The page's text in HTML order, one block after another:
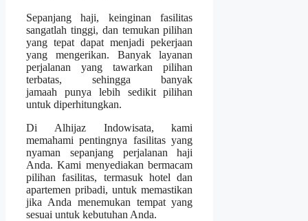
Sepanjang haji, keinginan fasilitas
sangatlah tinggi, dan temukan pilihan
yang tepat dapat menjadi pekerjaan
yang mengerikan. Banyak layanan
perjalanan yang tawarkan pilihan
terbatas, sehingga banyak
jamaah punya lebih sedikit pilihan
untuk diperhitungkan.
Di Alhijaz Indowisata, kami
memahami pentingnya fasilitas yang
nyaman sepanjang perjalanan haji
Anda. Kami menyediakan bermacam
pilihan fasilitas, termasuk hotel dan
apartemen pribadi, untuk memastikan
jika Anda menemukan tempat yang
sesuai untuk kebutuhan Anda.